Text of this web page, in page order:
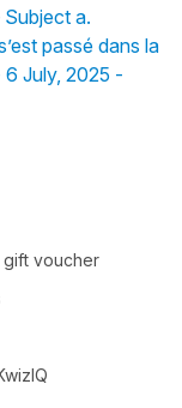
Subject a.
passé dans la
6 July, 2025 -
gift voucher